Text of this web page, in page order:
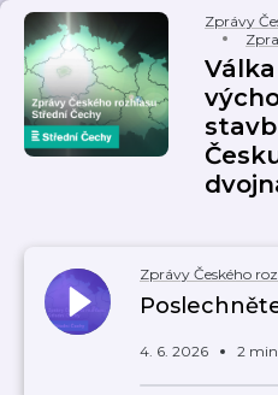
Zprávy
Zprávy Českého
4. 6. 2026 2 min